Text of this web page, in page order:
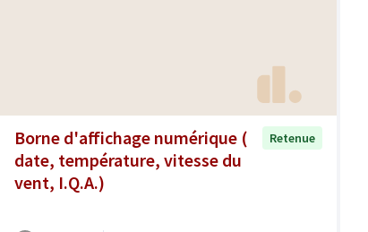
Borne d'affichage numérique (
date, température, vitesse du
vent, I.Q.A.)
Retenue